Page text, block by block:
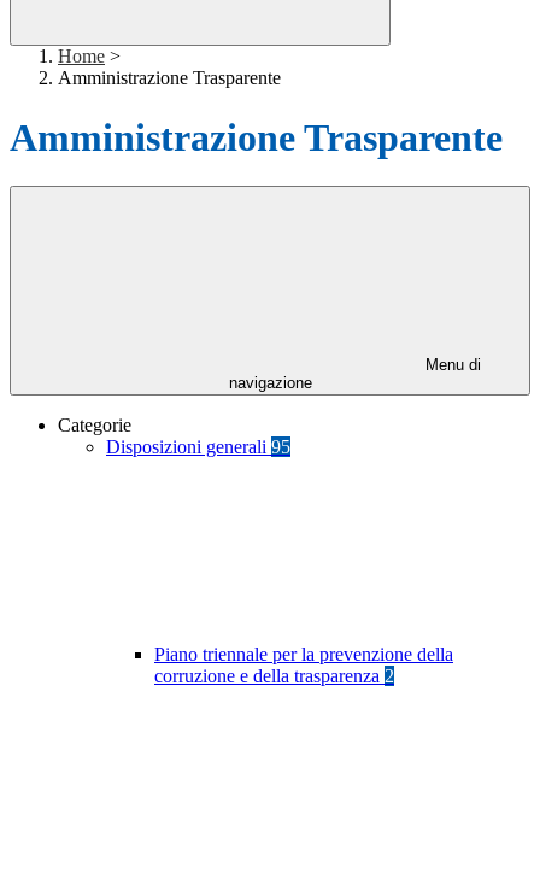
Home >
Amministrazione Trasparente
Amministrazione Trasparente
Menu di
navigazione
Categorie
Disposizioni generali 95
Piano triennale per la prevenzione della
corruzione e della trasparenza 2